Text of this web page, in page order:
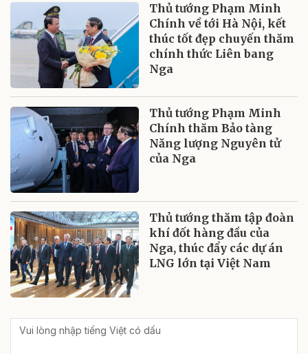
Thủ tướng Phạm Minh
Chính về tới Hà Nội, kết
thúc tốt đẹp chuyến thăm
chính thức Liên bang
Nga
Thủ tướng Phạm Minh
Chính thăm Bảo tàng
Năng lượng Nguyên tử
của Nga
Thủ tướng thăm tập đoàn
khí đốt hàng đầu của
Nga, thúc đẩy các dự án
LNG lớn tại Việt Nam